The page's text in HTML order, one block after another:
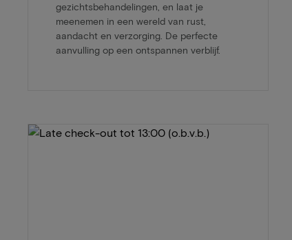
gezichtsbehandelingen, en laat je
meenemen in een wereld van rust,
aandacht en verzorging. De perfecte
aanvulling op een ontspannen verblijf.